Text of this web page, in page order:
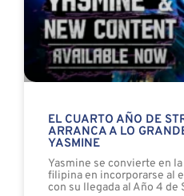
EL CUARTO AÑO DE
ARRANCA A LO
YASMINE
Yasmine se convierte en
filipina en incorporarse al
con su llegada al Año 4 de